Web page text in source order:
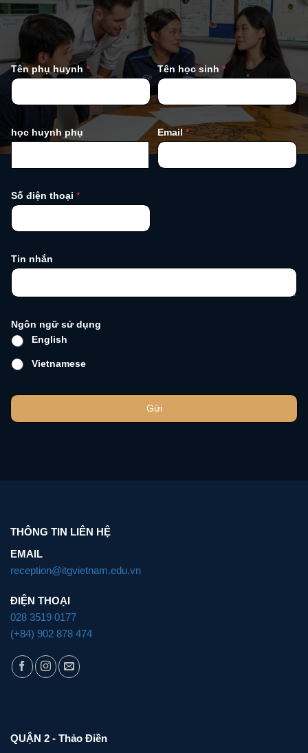
Tên phụ huynh * Tên học sinh*
học huynh phụ Email*
Số điện thoại *
Tin nhắn
Ngôn ngữ sử dụng
English
Vietnamese
Gửi
THÔNG TIN LIÊN HỆ
EMAIL
reception@itgvietnam.edu.vn
ĐIỆN THOẠI
028 3519 0177
(+84) 902 878 474
QUẬN 2 - Thảo Điền